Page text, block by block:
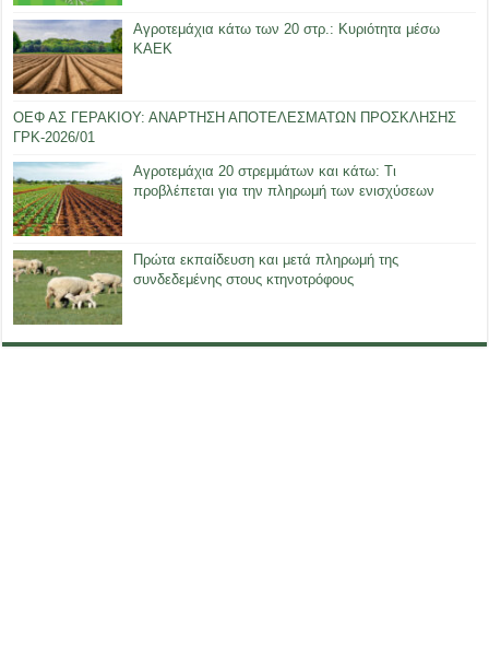
Αγροτεμάχια κάτω των 20 στρ.: Κυριότητα μέσω
ΚΑΕΚ
ΟΕΦ ΑΣ ΓΕΡΑΚΙΟΥ: ΑΝΑΡΤΗΣΗ ΑΠΟΤΕΛΕΣΜΑΤΩΝ ΠΡΟΣΚΛΗΣΗΣ
ΓΡΚ-2026/01
Αγροτεμάχια 20 στρεμμάτων και κάτω: Τι
προβλέπεται για την πληρωμή των ενισχύσεων
Πρώτα εκπαίδευση και μετά πληρωμή της
συνδεδεμένης στους κτηνοτρόφους